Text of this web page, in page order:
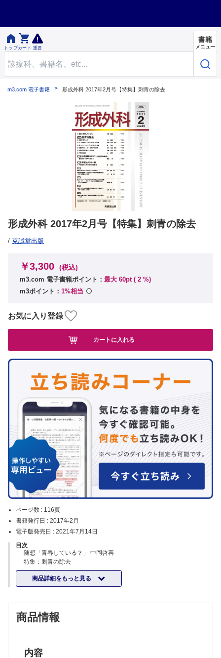

トップ

カート 重要
書籍
メニュー
m3.com 電子書籍 形成外科 2017年2月号【特集】刺青の除去
形成外科 2017年2月号【特集】刺青の除去
/ 克誠堂出版
ページ数 : 116頁
書籍発行日 : 2017年2月
電子版発売日 : 2021年7月14日
目次
随想「青春している？」 中岡啓喜
特集：刺青の除去
企画にあたって 川上重彦
ピコ秒発振レーザーを用いた治療 河野太郎ほか
Qスイッチレーザーを用いた治療 林 洋司
外科的治療 上 敏明
連載
連載：教室だより北～南
商品詳細をもっと見る
￥3,300 (税込)
m3.com 電子書籍ポイント： 最大 60pt ( 2 %)
m3ポイント： 1%相当
お気に入り登録
カートに入れる
商品情報
内容